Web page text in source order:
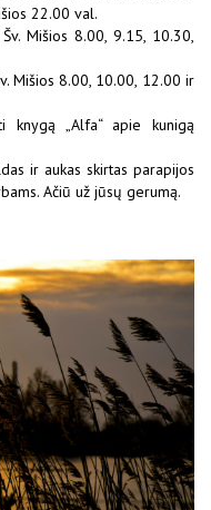
22.00 val.
Mišios 8.00, 9.15, 10.30,
Mišios 8.00, 10.00, 12.00 ir
knygą „Alfa“ apie kunigą
ir aukas skirtas parapijos
Ačiū už jūsų gerumą.